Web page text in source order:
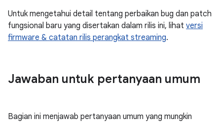
Untuk mengetahui detail tentang perbaikan bug dan patch
fungsional baru yang disertakan dalam rilis ini, lihat versi
firmware & catatan rilis perangkat streaming.
Jawaban untuk pertanyaan umum
Bagian ini menjawab pertanyaan umum yang mungkin